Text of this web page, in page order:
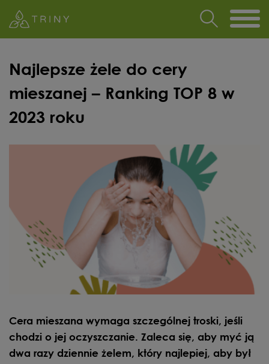
Najlepsze żele do cery
mieszanej – Ranking TOP 8 w
2023 roku
Cera mieszana wymaga szczególnej troski, jeśli
chodzi o jej oczyszczanie. Zaleca się, aby myć ją
dwa razy dziennie żelem, który najlepiej, aby był